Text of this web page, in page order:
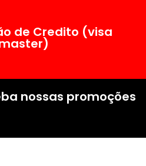
de Credito (visa
nossas promoções